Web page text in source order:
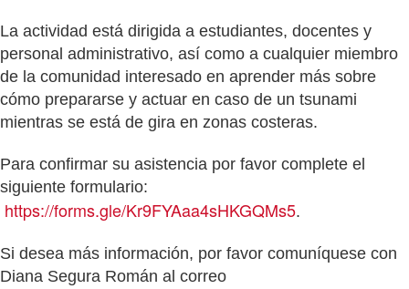
La actividad está dirigida a estudiantes, docentes y
personal administrativo, así como a cualquier miembro
de la comunidad interesado en aprender más sobre
cómo prepararse y actuar en caso de un tsunami
mientras se está de gira en zonas costeras.
Para confirmar su asistencia por favor complete el
siguiente formulario:
https://forms.gle/Kr9FYAaa4sHKGQMs5.
Si desea más información, por favor comuníquese con
Diana Segura Román al correo